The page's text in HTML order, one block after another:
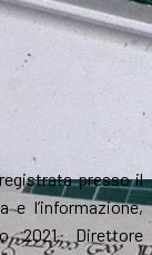
presso il
e l’informazione,
2021. Direttore